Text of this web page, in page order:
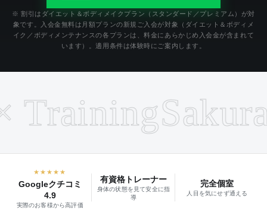
※ 割引はダイエット＆ボディメイクプラン（スタンダード／プレミアム）が対
象です。入会金無料は月額プランの新規ご入会が対象（ダイエット＆ボディメ
イク／ボディメンテナンスの各プランは、料金にあらかじめ入会金が含まれて
います）。適用条件は体験時にご案内します。
★★★★★
Googleクチコミ
4.9
実際のお客様から高評価
有資格トレーナー
身体の状態を見て安全に指
導
完全個室
人目を気にせず通える